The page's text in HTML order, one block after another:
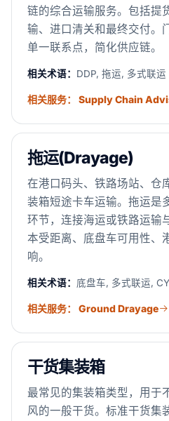
链的综合运输服务。包括提
输、进口清关和最终交付。
单一联系点，简化供应链。
相关术语： DDP, 拖运, 多式联运
相关服务： Supply Chain
拖运(Drayage)
在港口码头、铁路场站、仓
装箱短途卡车运输。拖运是
环节，连接海运或铁路运输
本受距离、底盘车可用性、
响。
相关术语： 底盘车, 多式联运, CY
相关服务： Ground Drayage
干货集装箱
最常见的集装箱类型，用于
风的一般干货。标准干货集